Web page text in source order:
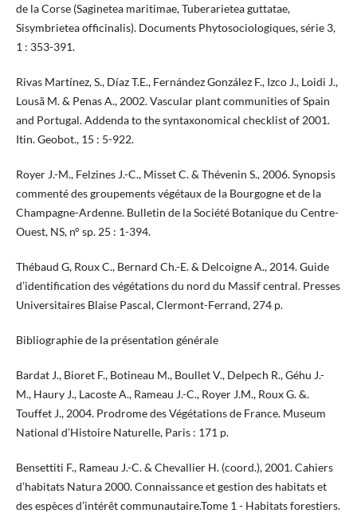
de la Corse (Saginetea maritimae, Tuberarietea guttatae,
Sisymbrietea officinalis). Documents Phytosociologiques, série 3,
1 : 353-391.
Rivas Martínez, S., Díaz T.E., Fernández González F., Izco J., Loidi J.,
Lousã M. & Penas A., 2002. Vascular plant communities of Spain
and Portugal. Addenda to the syntaxonomical checklist of 2001.
Itin. Geobot., 15 : 5-922.
Royer J.-M., Felzines J.-C., Misset C. & Thévenin S., 2006. Synopsis
commenté des groupements végétaux de la Bourgogne et de la
Champagne-Ardenne. Bulletin de la Société Botanique du Centre-
Ouest, NS, n° sp. 25 : 1-394.
Thébaud G, Roux C., Bernard Ch.-E. & Delcoigne A., 2014. Guide
d’identification des végétations du nord du Massif central. Presses
Universitaires Blaise Pascal, Clermont-Ferrand, 274 p.
Bibliographie de la présentation générale
Bardat J., Bioret F., Botineau M., Boullet V., Delpech R., Géhu J.-
M., Haury J., Lacoste A., Rameau J.-C., Royer J.M., Roux G. &.
Touffet J., 2004. Prodrome des Végétations de France. Museum
National d’Histoire Naturelle, Paris : 171 p.
Bensettiti F., Rameau J.-C. & Chevallier H. (coord.), 2001. Cahiers
d’habitats Natura 2000. Connaissance et gestion des habitats et
des espèces d’intérêt communautaire.Tome 1 - Habitats forestiers.